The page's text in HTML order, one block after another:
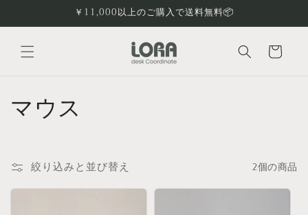
進む
￥11,000以上のご購入で送料無料📦
ー
コ
ク
シ
マウス
絞り込みと並び替え 2個の商品